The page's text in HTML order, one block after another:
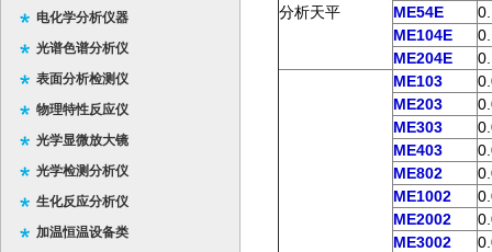
电化学分析仪器
光谱色谱分析仪
表面分析检测仪
物理特性反应仪
光学显微放大镜
光学检测分析仪
生化反应分析仪
加温恒温设备类
分析天平
ME54E
ME104E
ME204E
ME103
ME203
ME303
ME403
ME802
ME1002
ME2002
ME3002